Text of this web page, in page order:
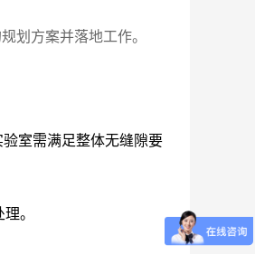
划方案并落地工作。
室需满足整体无缝隙要
。